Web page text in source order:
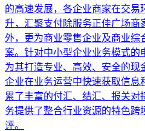
的高速发展，各企业商家在交易
升，汇聚支付除服务正佳广场商
外，更为商业零售企业及商业综
案。针对中小型企业业务模式的
为其打造专业、高效、安全的现
企业在业务运营中快速获取信息
累了丰富的付汇、结汇、报关对
务提供了整合行业资源的特色
评。